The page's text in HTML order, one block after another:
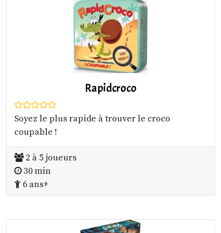
Rapidcroco
Soyez le plus rapide à trouver le croco
coupable !
2 à 5 joueurs
30 min
6 ans+